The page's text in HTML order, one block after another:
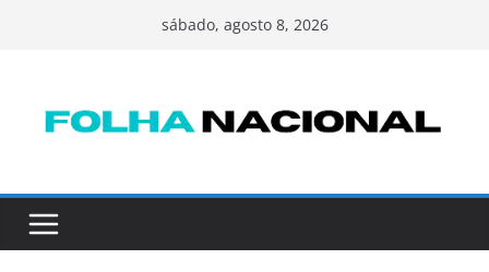
conteúdo
sábado, agosto 8, 2026